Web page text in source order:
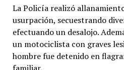
La Policía realizó
usurpación, secuestrando
efectuando un desalojo.
un motociclista con graves
hombre fue detenido en